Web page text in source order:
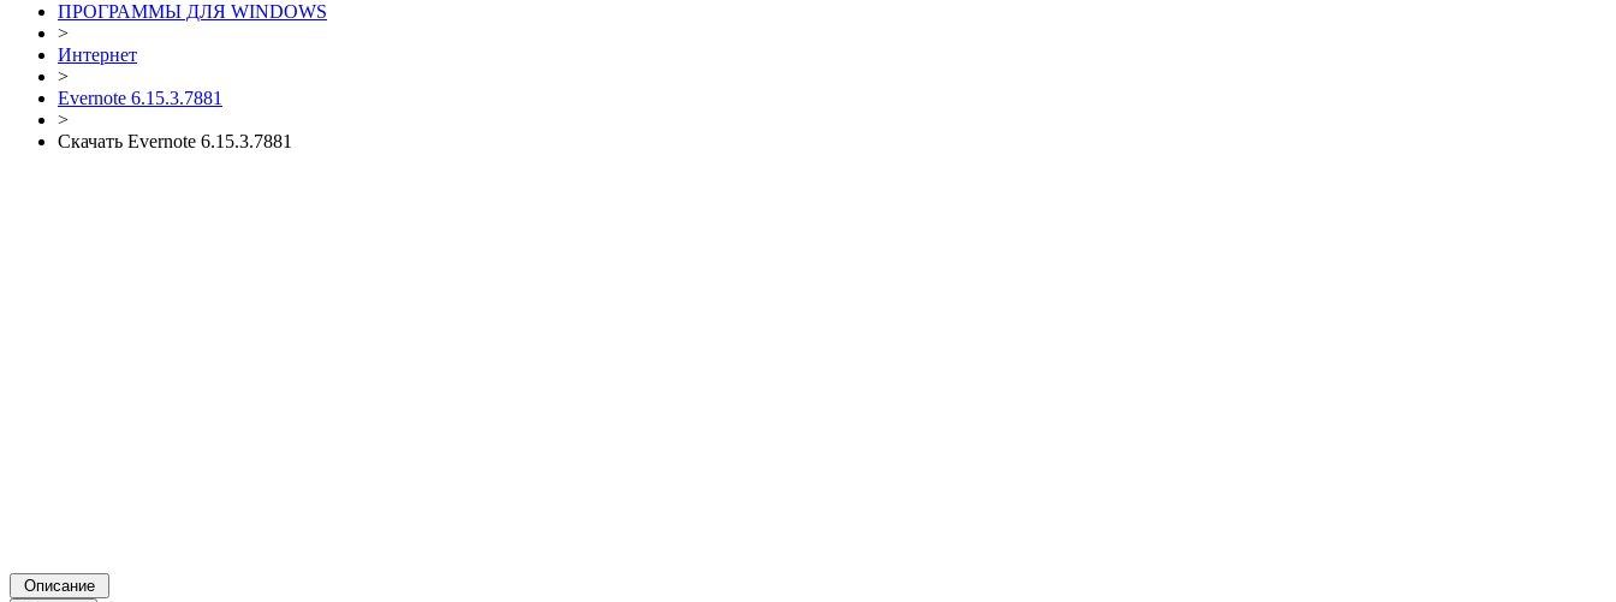
ПРОГРАММЫ ДЛЯ WINDOWS
>
Интернет
>
Evernote 6.15.3.7881
>
Скачать Evernote 6.15.3.7881